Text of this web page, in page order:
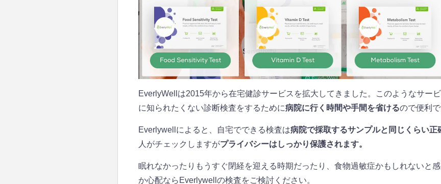
EverlyWellは2015年から在宅健診サービスを拡大してきました。このようなサー
に知られたくない診断検査をするために病院に行く時間や手間を省けるので便利で
Everlywellによると、自宅でできる検査は病院で採取するサンプルと同じくらい正
人がチェックしますがプライバシーはしっかり保護されます。
眠れなかったりもうすぐ閉経を迎える時期だったり、食物過敏症かもしれないと
か心配ならEverlywellの検査をご検討ください。